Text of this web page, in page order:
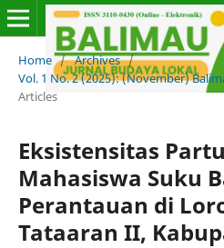
Home / Archives /
Vol. 1 No. 2 (2025): (November)
Articles
Eksistensitas
Mahasiswa Suku
Perantauan di
Tataaran II,